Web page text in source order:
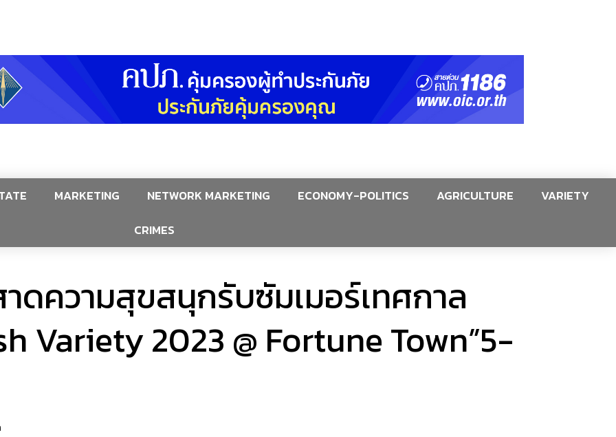
MARKETING NETWORK MARKETING ECONOMY-POLITICS AGRICULTURE
VARIETY
CRIMES
ดความสุขสนุกรับซัมเมอร์เทศกาล
Variety 2023 @ Fortune Town”5-